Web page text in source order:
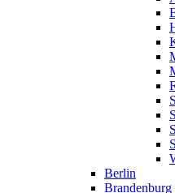
Berlin
Brandenburg